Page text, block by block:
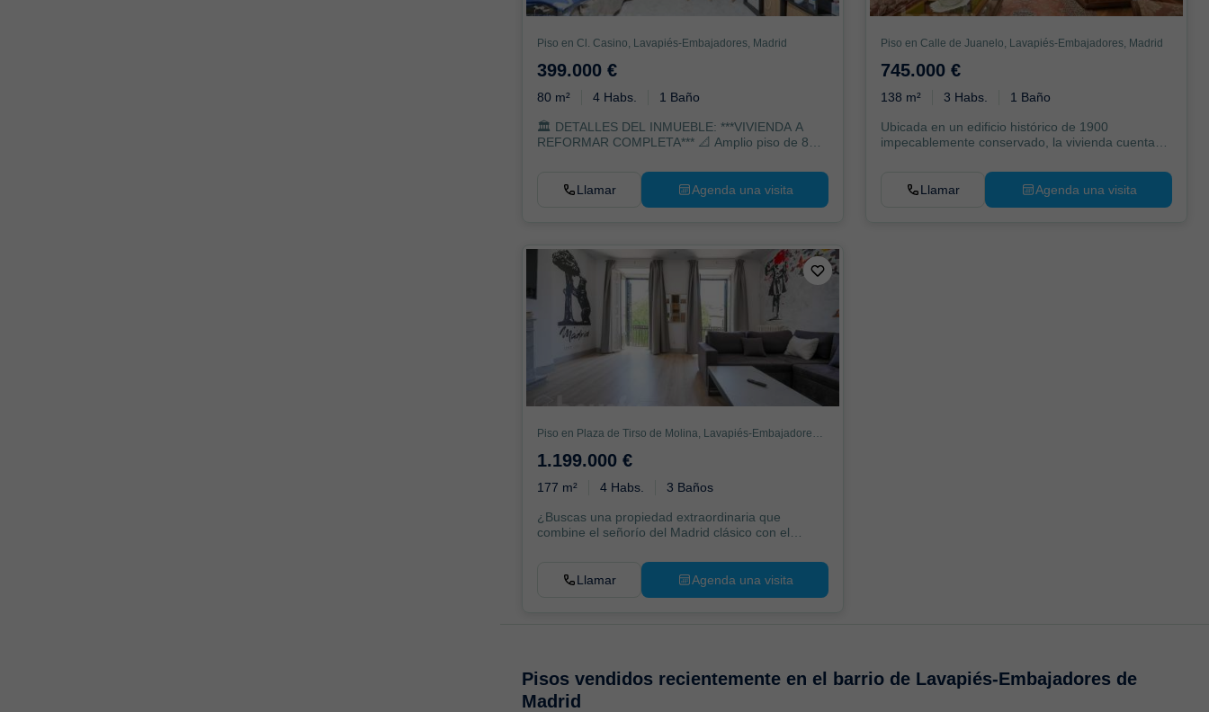
Piso en Cl. Casino, Lavapiés-Embajadores, Madrid
399.000 €
80 m² 4 Habs. 1 Baño
🏛️ DETALLES DEL INMUEBLE: ***VIVIENDA A
REFORMAR COMPLETA*** 📐 Amplio piso de 84
Llamar Agenda una visita
Piso en Calle de Juanelo, Lavapiés-Embajadores, Madrid
745.000 €
138 m² 3 Habs. 1 Baño
Ubicada en un edificio histórico de 1900
impecablemente conservado, la vivienda cuenta
Llamar Agenda una visita
Piso en Plaza de Tirso de Molina, Lavapiés-Embajadores, Madrid
1.199.000 €
177 m² 4 Habs. 3 Baños
¿Buscas una propiedad extraordinaria que
combine el señorío del Madrid clásico con el
Llamar Agenda una visita
Pisos vendidos recientemente en el barrio de Lavapiés-Embajadores de
Madrid